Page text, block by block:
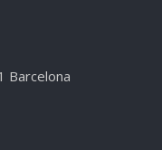
Barcelona